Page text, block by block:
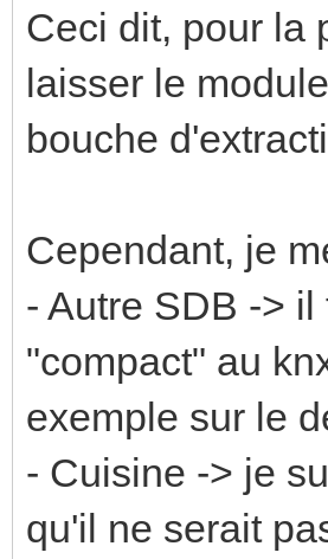
Ceci dit, pour la
laisser le
bouche
Cependant, je
- Autre SDB ->
"compact" au
exemple sur le
- Cuisine -> je
qu'il ne serait